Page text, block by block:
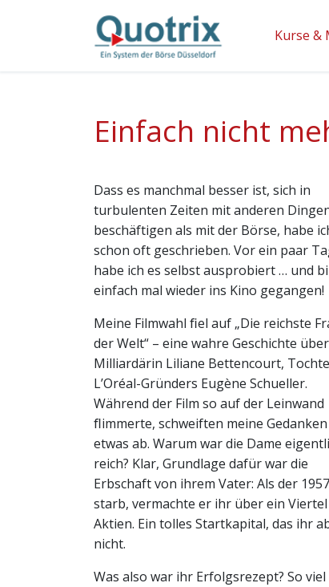
Kurse &
Einfach nicht
Dass es manchmal besser ist, sich in
turbulenten Zeiten mit anderen
beschäftigen als mit der Börse, habe
schon oft geschrieben. Vor ein paar
habe ich es selbst ausprobiert … und
einfach mal wieder ins Kino gegangen!
Meine Filmwahl ﬁel auf „Die reichste
der Welt“ – eine wahre Geschichte
Milliardärin Liliane Bettencourt,
L’Oréal-Gründers Eugène Schueller.
Während der Film so auf der Leinwand
ﬂimmerte, schweiften meine Gedanken
etwas ab. Warum war die Dame
reich? Klar, Grundlage dafür war die
Erbschaft von ihrem Vater: Als der 1957
starb, vermachte er ihr über ein
Aktien. Ein tolles Startkapital, das ihr
nicht.
Was also war ihr Erfolgsrezept? So